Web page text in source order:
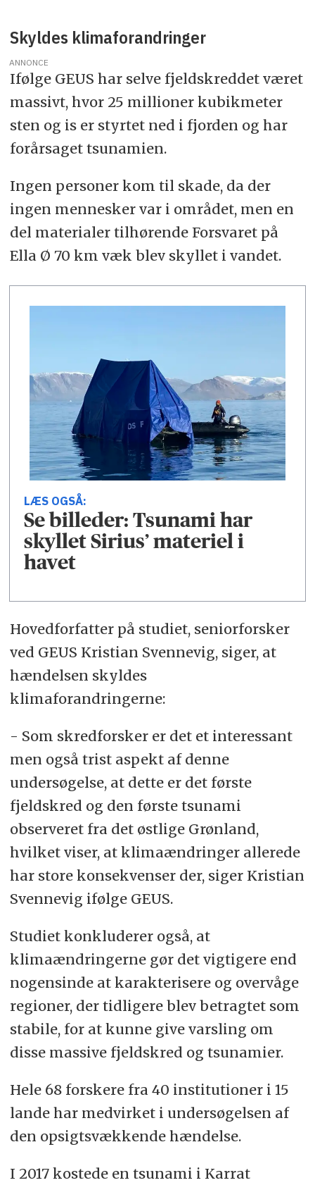
Skyldes klimaforandringer
ANNONCE
Ifølge GEUS har selve fjeldskreddet været
massivt, hvor 25 millioner kubikmeter
sten og is er styrtet ned i fjorden og har
forårsaget tsunamien.
Ingen personer kom til skade, da der
ingen mennesker var i området, men en
del materialer tilhørende Forsvaret på
Ella Ø 70 km væk blev skyllet i vandet.
LÆS OGSÅ:
Se billeder: Tsunami har
skyllet Sirius’ materiel i
havet
Hovedforfatter på studiet, seniorforsker
ved GEUS Kristian Svennevig, siger, at
hændelsen skyldes
klimaforandringerne:
- Som skredforsker er det et interessant
men også trist aspekt af denne
undersøgelse, at dette er det første
fjeldskred og den første tsunami
observeret fra det østlige Grønland,
hvilket viser, at klimaændringer allerede
har store konsekvenser der, siger Kristian
Svennevig ifølge GEUS.
Studiet konkluderer også, at
klimaændringerne gør det vigtigere end
nogensinde at karakterisere og overvåge
regioner, der tidligere blev betragtet som
stabile, for at kunne give varsling om
disse massive fjeldskred og tsunamier.
Hele 68 forskere fra 40 institutioner i 15
lande har medvirket i undersøgelsen af
den opsigtsvækkende hændelse.
I 2017 kostede en tsunami i Karrat